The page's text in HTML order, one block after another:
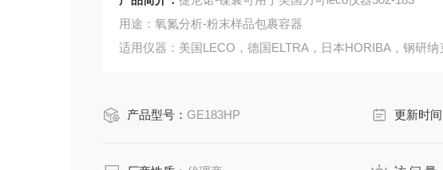
用途：氧氮分析-粉末样品包裹容器
适用仪器：美国LECO，德国ELTRA，日本HORIBA，钢研纳
产品型号： GE183HP 更新时间